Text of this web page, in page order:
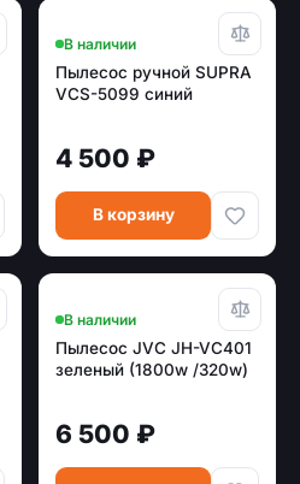
В наличии
Пылесос ручной SUPRA
VCS-5099 синий
4 500 ₽
В корзину
В наличии
Пылесос JVC JH-VC401
зеленый (1800w /320w)
6 500 ₽